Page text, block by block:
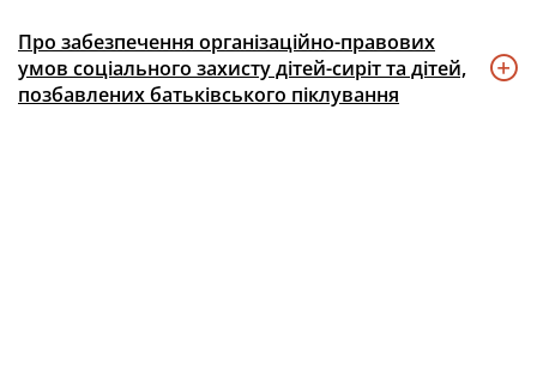
Про забезпечення організаційно-правових
умов соціального захисту дітей-сиріт та дітей,
позбавлених батьківського піклування